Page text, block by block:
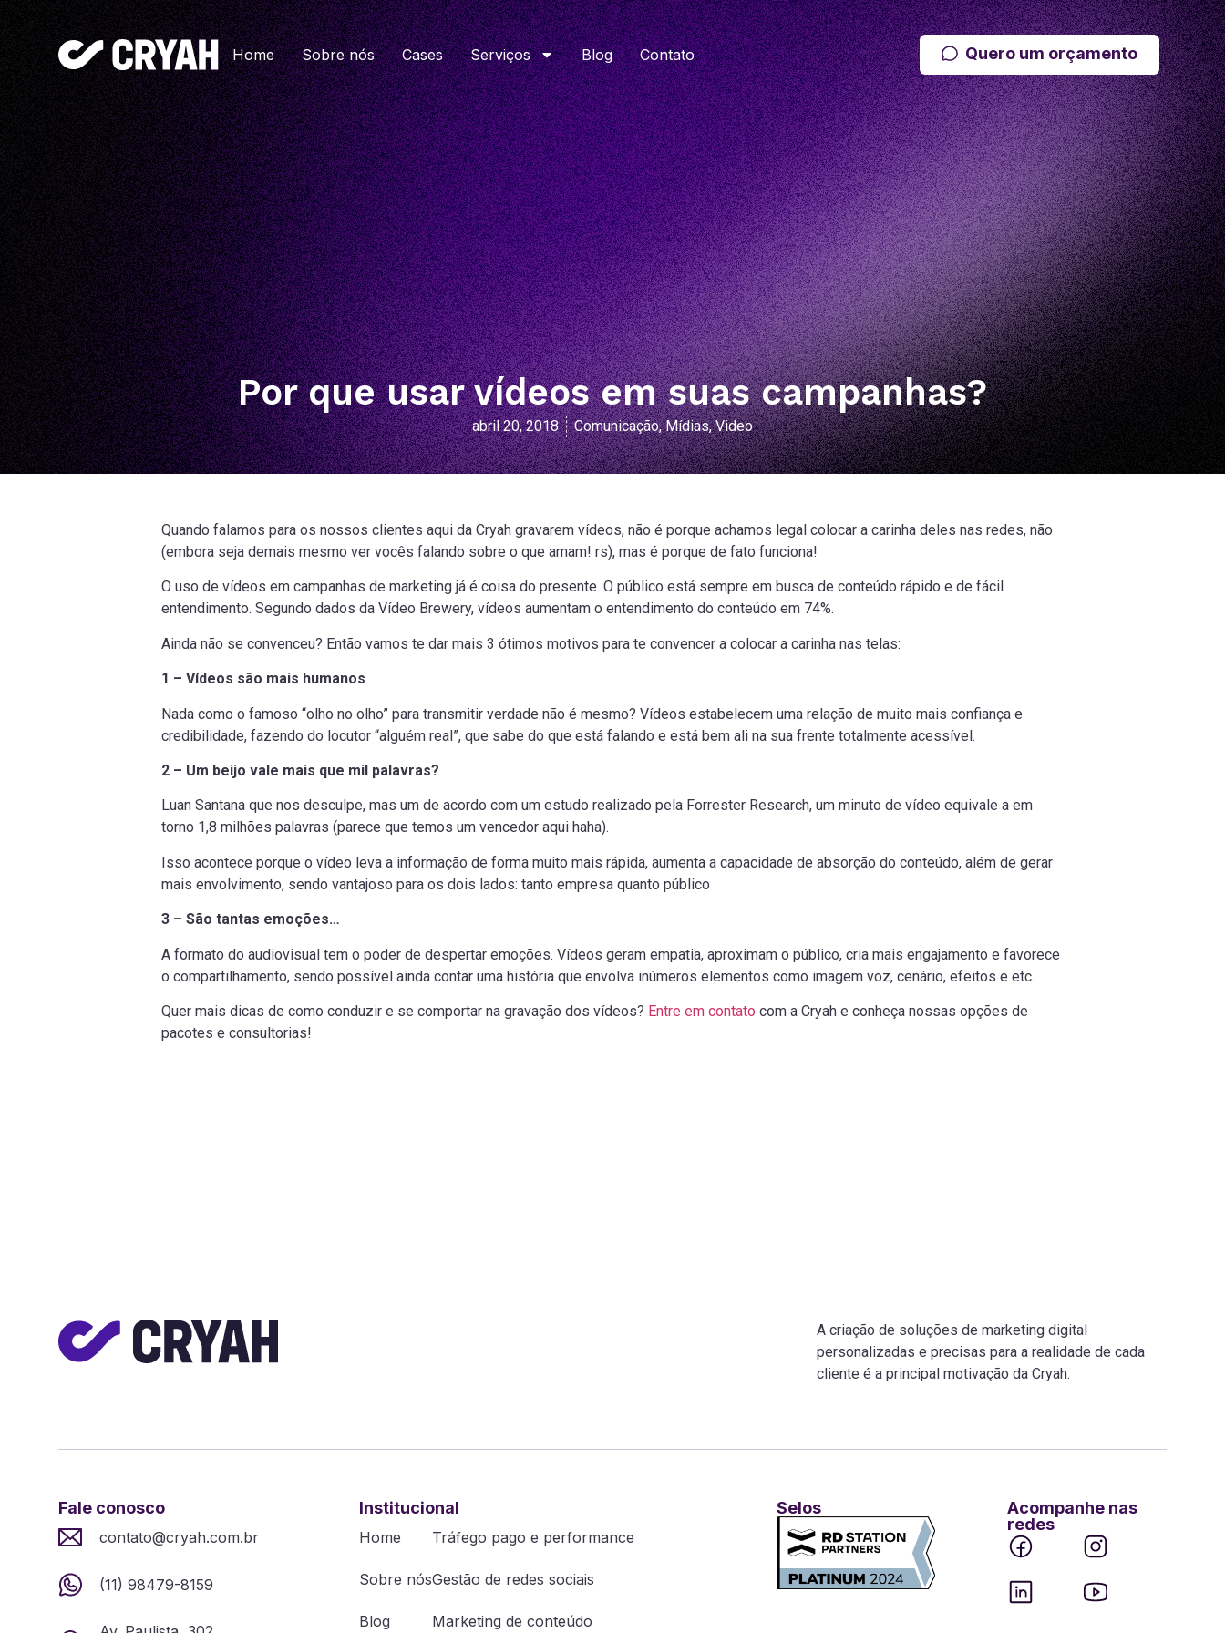
Home Sobre nós Cases Serviços Blog Contato Quero um orçamento
Por que usar vídeos em suas campanhas?
abril 20, 2018 Comunicação,Mídias,Video
Quando falamos para os nossos clientes aqui da Cryah gravarem vídeos, não é porque achamos legal colocar a carinha deles nas redes, não
(embora seja demais mesmo ver vocês falando sobre o que amam! rs), mas é porque de fato funciona!
O uso de vídeos em campanhas de marketing já é coisa do presente. O público está sempre em busca de conteúdo rápido e de fácil
entendimento. Segundo dados da Vídeo Brewery, vídeos aumentam o entendimento do conteúdo em 74%.
Ainda não se convenceu? Então vamos te dar mais 3 ótimos motivos para te convencer a colocar a carinha nas telas:
1 – Vídeos são mais humanos
Nada como o famoso “olho no olho” para transmitir verdade não é mesmo? Vídeos estabelecem uma relação de muito mais confiança e
credibilidade, fazendo do locutor “alguém real”, que sabe do que está falando e está bem ali na sua frente totalmente acessível.
2 – Um beijo vale mais que mil palavras?
Luan Santana que nos desculpe, mas um de acordo com um estudo realizado pela Forrester Research, um minuto de vídeo equivale a em
torno 1,8 milhões palavras (parece que temos um vencedor aqui haha).
Isso acontece porque o vídeo leva a informação de forma muito mais rápida, aumenta a capacidade de absorção do conteúdo, além de gerar
mais envolvimento, sendo vantajoso para os dois lados: tanto empresa quanto público
3 – São tantas emoções…
A formato do audiovisual tem o poder de despertar emoções. Vídeos geram empatia, aproximam o público, cria mais engajamento e favorece
o compartilhamento, sendo possível ainda contar uma história que envolva inúmeros elementos como imagem voz, cenário, efeitos e etc.
Quer mais dicas de como conduzir e se comportar na gravação dos vídeos? Entre em contato com a Cryah e conheça nossas opções de
pacotes e consultorias!
A criação de soluções de marketing digital
personalizadas e precisas para a realidade de cada
cliente é a principal motivação da Cryah.
Fale conosco
contato@cryah.com.br
(11) 98479-8159
Institucional
Home
Sobre nós
Blog
Tráfego pago e performance
Gestão de redes sociais
Marketing de conteúdo
Selos
Acompanhe nas
redes